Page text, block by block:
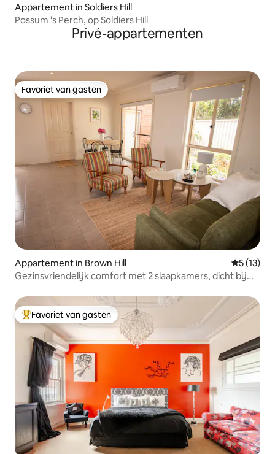
Appartement in Soldiers Hill
Possum 's Perch, op Soldiers Hill
Privé-appartementen
Favoriet van gasten
Favoriet van gasten
Appartement in Brown Hill
5 (13)
Gezinsvriendelijk comfort met 2 slaapkamers, dicht bij
Topfavoriet van gasten
Favoriet van gasten